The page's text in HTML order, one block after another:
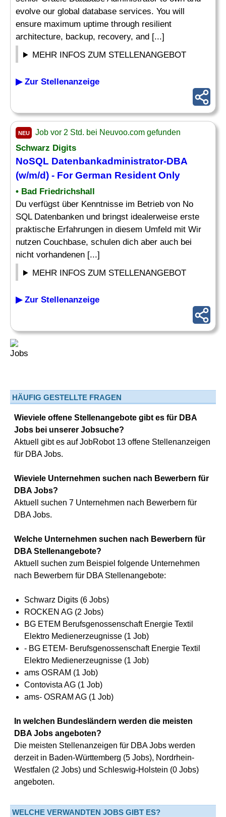
evolve our global database services. You will
ensure maximum uptime through resilient
architecture, backup, recovery, and [...]
MEHR INFOS ZUM STELLENANGEBOT
▶ Zur Stellenanzeige
NEU Job vor 2 Std. bei Neuvoo.com gefunden
Schwarz Digits
NoSQL Datenbankadministrator-DBA
(w/m/d) - For German Resident Only
• Bad Friedrichshall
Du verfügst über Kenntnisse im Betrieb von No
SQL Datenbanken und bringst idealerweise erste
praktische Erfahrungen in diesem Umfeld mit Wir
nutzen Couchbase, schulen dich aber auch bei
nicht vorhandenen [...]
MEHR INFOS ZUM STELLENANGEBOT
▶ Zur Stellenanzeige
HÄUFIG GESTELLTE FRAGEN
Wieviele offene Stellenangebote gibt es für DBA
Jobs bei unserer Jobsuche?
Aktuell gibt es auf JobRobot 13 offene Stellenanzeigen
für DBA Jobs.
Wieviele Unternehmen suchen nach Bewerbern für
DBA Jobs?
Aktuell suchen 7 Unternehmen nach Bewerbern für
DBA Jobs.
Welche Unternehmen suchen nach Bewerbern für
DBA Stellenangebote?
Aktuell suchen zum Beispiel folgende Unternehmen
nach Bewerbern für DBA Stellenangebote:
Schwarz Digits (6 Jobs)
ROCKEN AG (2 Jobs)
BG ETEM Berufsgenossenschaft Energie Textil
Elektro Medienerzeugnisse (1 Job)
- BG ETEM- Berufsgenossenschaft Energie Textil
Elektro Medienerzeugnisse (1 Job)
ams OSRAM (1 Job)
Contovista AG (1 Job)
ams- OSRAM AG (1 Job)
In welchen Bundesländern werden die meisten
DBA Jobs angeboten?
Die meisten Stellenanzeigen für DBA Jobs werden
derzeit in Baden-Württemberg (5 Jobs), Nordrhein-
Westfalen (2 Jobs) und Schleswig-Holstein (0 Jobs)
angeboten.
WELCHE VERWANDTEN JOBS GIBT ES?